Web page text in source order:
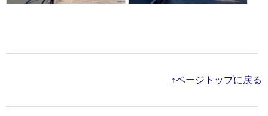
↑ページトップに戻る